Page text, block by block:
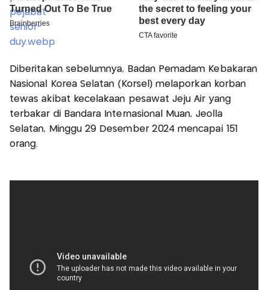
Diberitakan sebelumnya, Badan Pemadam Kebakaran
Nasional Korea Selatan (Korsel) melaporkan korban
tewas akibat kecelakaan pesawat Jeju Air yang
terbakar di Bandara Internasional Muan, Jeolla
Selatan, Minggu 29 Desember 2024 mencapai 151
orang.